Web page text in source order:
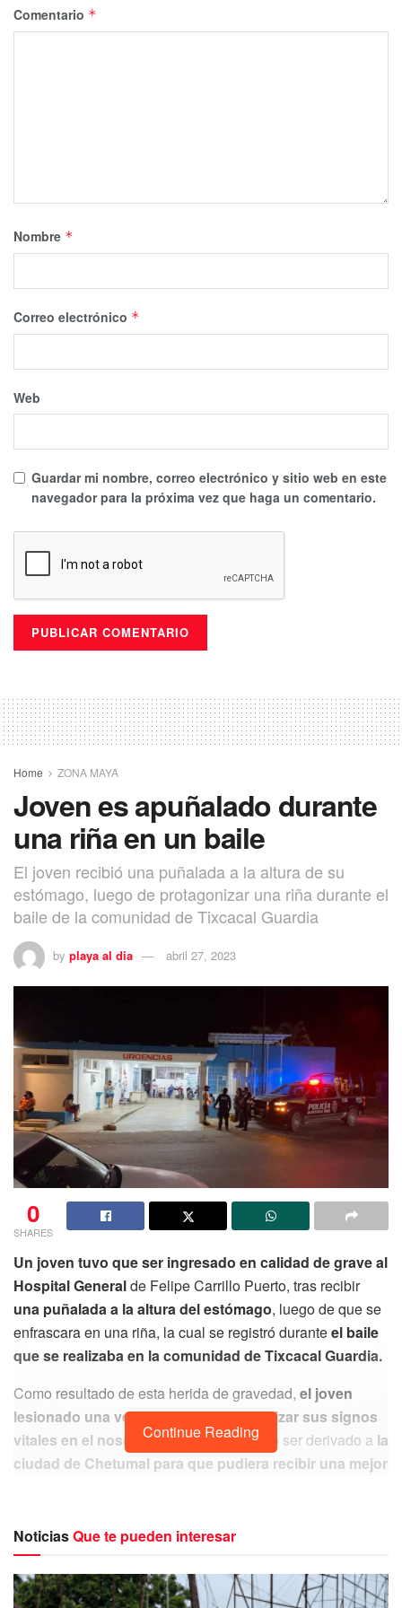
Comentario *
Nombre *
Correo electrónico *
Web
Guardar mi nombre, correo electrónico y sitio web en este
navegador para la próxima vez que haga un comentario.
Home ZONA MAYA
Joven es apuñalado durante
una riña en un baile
El joven recibió una puñalada a la altura de su
estómago, luego de protagonizar una riña durante el
baile de la comunidad de Tixcacal Guardia
by playa al dia abril 27, 2023
0
SHARES
Un joven tuvo que ser ingresado en calidad de grave al
Hospital Generalde Felipe Carrillo Puerto, tras recibir
una puñalada a la altura del estómago, luego de que se
enfrascara en una riña, la cual se registró duranteel baile
que se realizaba en la comunidad de Tixcacal Guardia.
Como resultado de esta herida de gravedad, el joven
lesionado una vez que se logro estabilizar sus signos
vitales en el nosocomio del lugar,debió ser derivado a la
ciudad de Chetumal para que pudiera recibir una mejor
se dio a conocer que durante la madrugada de este
jueves se registró este lamentable hecho sangriento
en la comunidad maya antes mencionada, todo derivado
Continue Reading
NoticiasQue te pueden interesar